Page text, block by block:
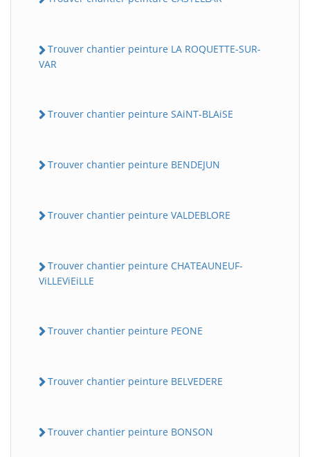
Trouver chantier peinture LA ROQUETTE-SUR-
VAR
Trouver chantier peinture SAiNT-BLAiSE
Trouver chantier peinture BENDEJUN
Trouver chantier peinture VALDEBLORE
Trouver chantier peinture CHATEAUNEUF-
ViLLEViEiLLE
Trouver chantier peinture PEONE
Trouver chantier peinture BELVEDERE
Trouver chantier peinture BONSON